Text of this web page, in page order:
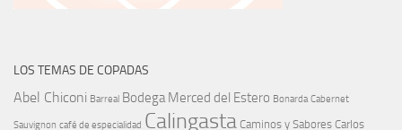
LOS TEMAS DE COPADAS
Abel Chiconi Barreal Bodega Merced del Estero Bonarda Cabernet
Sauvignon café de especialidad Calingasta Caminos y Sabores Carlos